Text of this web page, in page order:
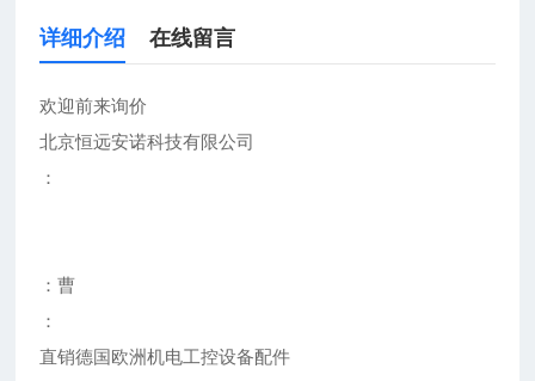
详细介绍 在线留言
欢迎前来询价
北京恒远安诺科技有限公司
：
：曹
：
直销德国欧洲机电工控设备配件